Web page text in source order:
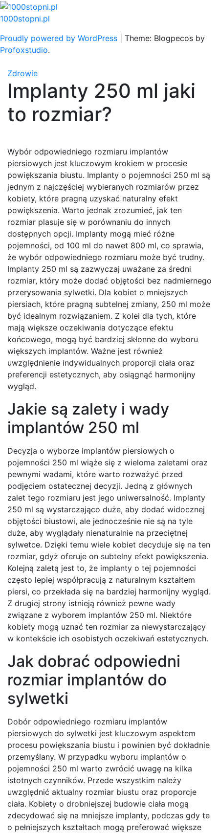
Skip
to
1000stopni.pl
Proudly powered by WordPress
Theme: Blogpecos by
Profoxstudio.
Zdrowie
Implanty 250 ml jaki
to rozmiar?
Wybór odpowiedniego rozmiaru implantów
piersiowych jest kluczowym krokiem w procesie
powiększania biustu. Implanty o pojemności 250 ml są
jednym z najczęściej wybieranych rozmiarów przez
kobiety, które pragną uzyskać naturalny efekt
powiększenia. Warto jednak zrozumieć, jak ten
rozmiar plasuje się w porównaniu do innych
dostępnych opcji. Implanty mogą mieć różne
pojemności, od 100 ml do nawet 800 ml, co sprawia,
że wybór odpowiedniego rozmiaru może być trudny.
Implanty 250 ml są zazwyczaj uważane za średni
rozmiar, który może dodać objętości bez nadmiernego
przerysowania sylwetki. Dla kobiet o mniejszych
piersiach, które pragną subtelnej zmiany, 250 ml może
być idealnym rozwiązaniem. Z kolei dla tych, które
mają większe oczekiwania dotyczące efektu
końcowego, mogą być bardziej skłonne do wyboru
większych implantów. Ważne jest również
uwzględnienie indywidualnych proporcji ciała oraz
preferencji estetycznych, aby osiągnąć harmonijny
wygląd.
Jakie są zalety i wady
implantów 250 ml
Decyzja o wyborze implantów piersiowych o
pojemności 250 ml wiąże się z wieloma zaletami oraz
pewnymi wadami, które warto rozważyć przed
podjęciem ostatecznej decyzji. Jedną z głównych
zalet tego rozmiaru jest jego uniwersalność. Implanty
250 ml są wystarczająco duże, aby dodać widocznej
objętości biustowi, ale jednocześnie nie są na tyle
duże, aby wyglądały nienaturalnie na przeciętnej
sylwetce. Dzięki temu wiele kobiet decyduje się na ten
rozmiar, gdyż oferuje on subtelny efekt powiększenia.
Kolejną zaletą jest to, że implanty o tej pojemności
często lepiej współpracują z naturalnym kształtem
piersi, co przekłada się na bardziej harmonijny wygląd.
Z drugiej strony istnieją również pewne wady
związane z wyborem implantów 250 ml. Niektóre
kobiety mogą uznać ten rozmiar za niewystarczający
w kontekście ich osobistych oczekiwań estetycznych.
Jak dobrać odpowiedni
rozmiar implantów do
sylwetki
Dobór odpowiedniego rozmiaru implantów
piersiowych do sylwetki jest kluczowym aspektem
procesu powiększania biustu i powinien być dokładnie
przemyślany. W przypadku wyboru implantów o
pojemności 250 ml warto zwrócić uwagę na kilka
istotnych czynników. Przede wszystkim należy
uwzględnić aktualny rozmiar biustu oraz proporcje
ciała. Kobiety o drobniejszej budowie ciała mogą
zdecydować się na mniejsze implanty, podczas gdy te
o pełniejszych kształtach mogą preferować większe